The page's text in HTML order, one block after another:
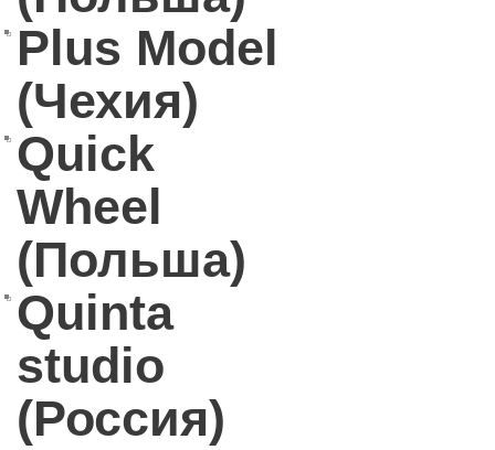
Plus Model
(Чехия)
Quick
Wheel
(Польша)
Quinta
studio
(Россия)